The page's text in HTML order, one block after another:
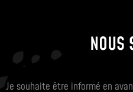
NOUS
Je souhaite être informé en